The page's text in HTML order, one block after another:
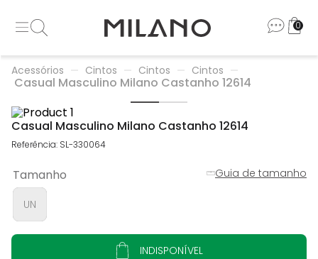
0
Acessórios Cintos Cintos Cintos
Casual Masculino Milano Castanho 12614
Casual Masculino Milano Castanho 12614
Referência: SL-330064
Tamanho
UN
Guia de tamanho
INDISPONÍVEL